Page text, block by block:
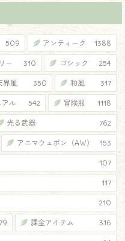
509 アンティーク 1388
ー 310 ゴシック 254
界風 350 和風 317
アル 542 冒険服 1118
光る武器 762
アニマウェポン（AW） 153
107
117
210
課金アイテム 316